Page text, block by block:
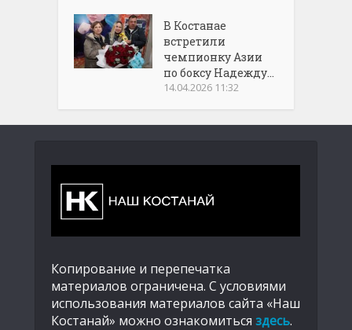
В Костанае
встретили
чемпионку Азии
по боксу Надежду...
14.04.2026 11:32
Копирование и перепечатка
материалов ограничена. С условиями
использования материалов сайта «Наш
Костанай» можно ознакомиться здесь.